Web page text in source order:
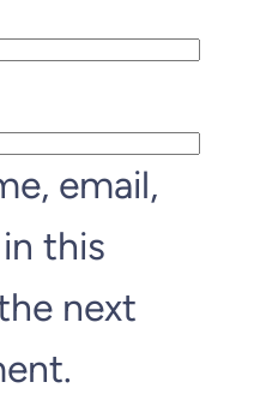
email,
this
next